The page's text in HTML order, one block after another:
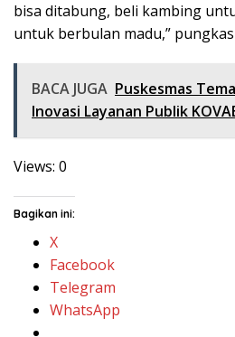
bisa ditabung, beli kambing
untuk berbulan madu,”
BACA JUGA Puskesmas
Inovasi Layanan Publik
Views: 0
Bagikan ini:
X
Facebook
Telegram
WhatsApp